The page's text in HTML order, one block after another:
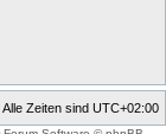
Alle Zeiten sind UTC+02:00